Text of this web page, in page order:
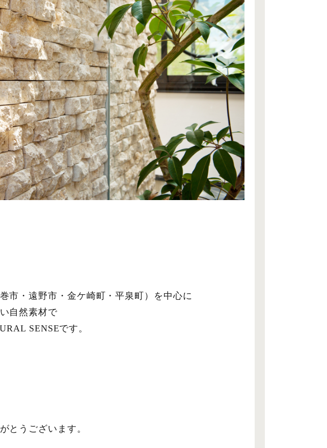
市・遠野市・金ケ崎町・平泉町）を中心に
自然素材で
SENSEです。
とうございます。